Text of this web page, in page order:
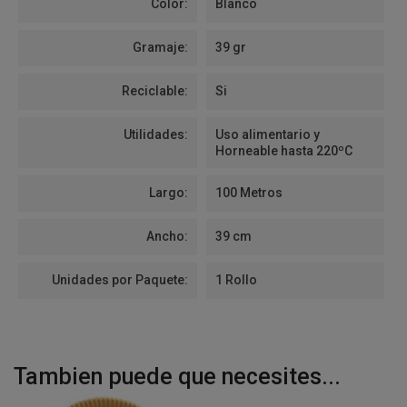
Color: Blanco
Gramaje: 39 gr
Reciclable: Si
Utilidades:
Uso alimentario y
Horneable hasta 220ºC
Largo: 100 Metros
Ancho: 39 cm
Unidades por Paquete: 1 Rollo
Tambien puede que necesites...